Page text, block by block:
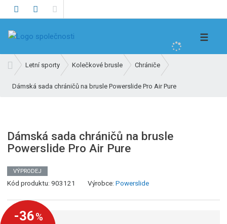
e
☰
v
o
s
t
n
a
Letní sporty Kolečkové brusle Chrániče
Dámská sada chráničů na brusle Powerslide Pro Air Pure
Dámská sada chráničů na brusle
Powerslide Pro Air Pure
VÝPRODEJ
Kód produktu:903121 Výrobce:Powerslide
-36%